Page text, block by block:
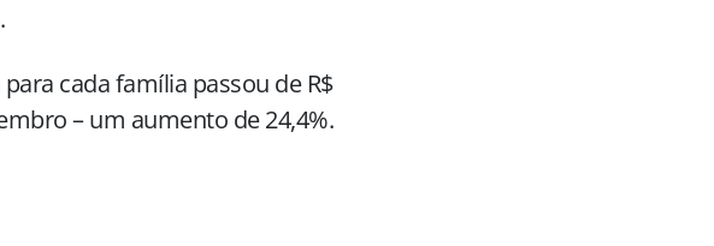
cada família passou de R$
– um aumento de 24,4%.